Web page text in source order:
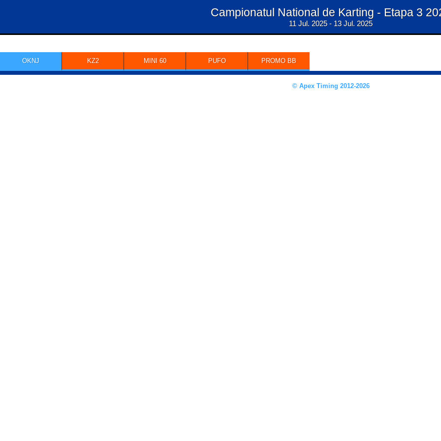
Campionatul National de Karting - Etapa 3
11 Jul. 2025 - 13 Jul. 2025
OKNJ KZ2 MINI 60 PUFO PROMO BB
© Apex Timing 2012-2026